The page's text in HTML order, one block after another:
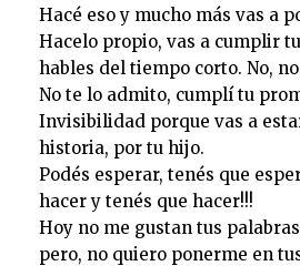
Hacé eso y mucho más vas a
Hacelo propio, vas a cumplir
hables del tiempo corto. No,
No te lo admito, cumplí tu
Invisibilidad porque vas a
historia, por tu hijo.
Podés esperar, tenés que
hacer y tenés que hacer!!!
Hoy no me gustan tus
pero, no quiero ponerme en